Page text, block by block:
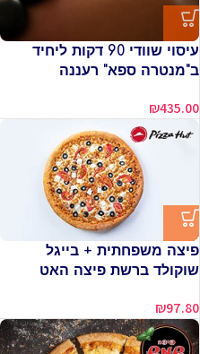
עיסוי שוודי 90 דקות ליחיד
ב"מנטרה ספא" רעננה
₪435.00
פיצה משפחתית + בייגל
שוקולד ברשת פיצה האט
₪97.80